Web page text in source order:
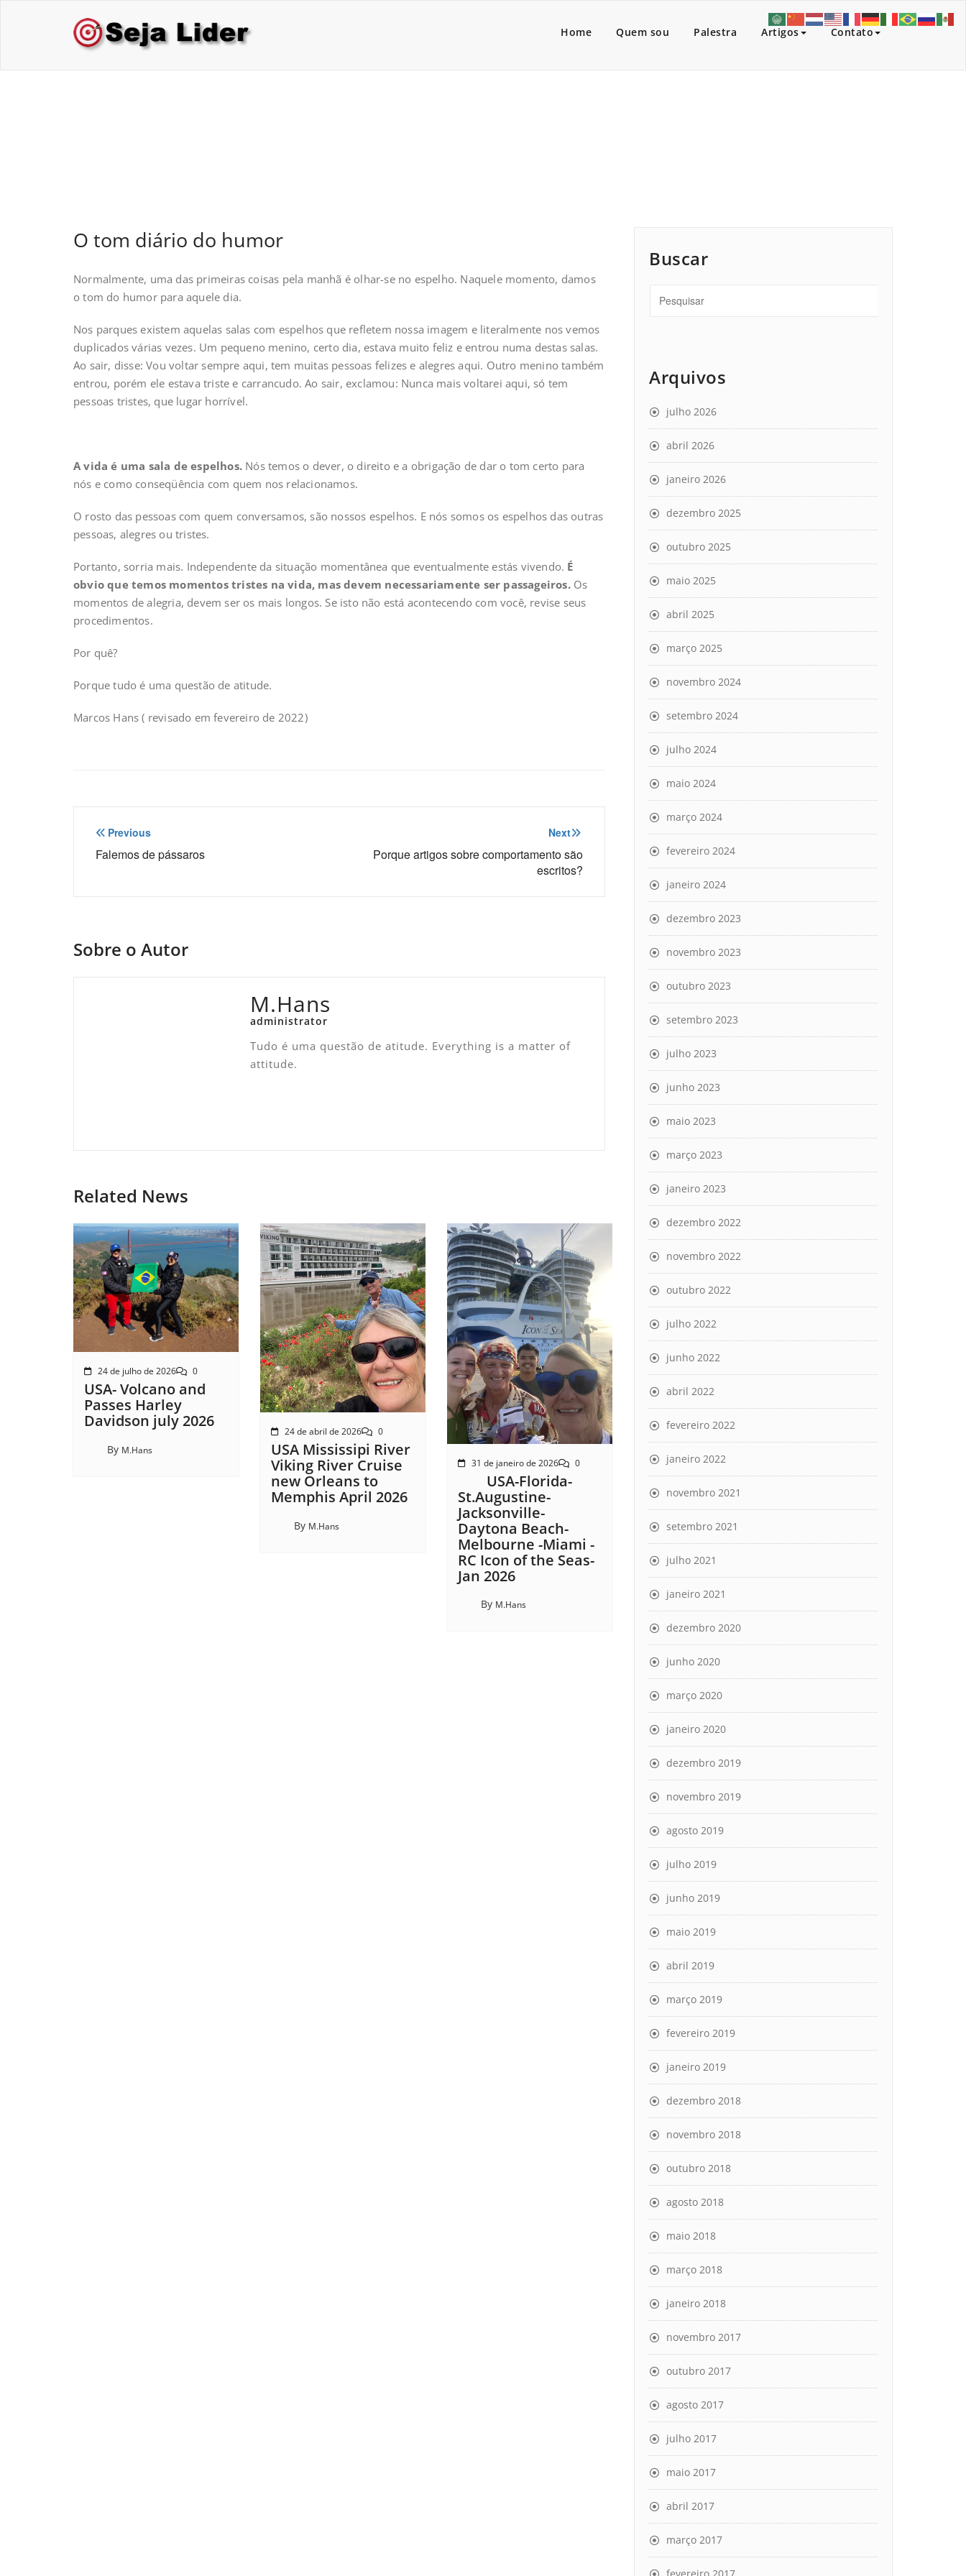
Home Quem sou Palestra Artigos Contato
O tom diário do humor
Normalmente, uma das primeiras coisas pela manhã é olhar-se no espelho. Naquele momento, damos
o tom do humor para aquele dia.
Nos parques existem aquelas salas com espelhos que refletem nossa imagem e literalmente nos vemos
duplicados várias vezes. Um pequeno menino, certo dia, estava muito feliz e entrou numa destas salas.
Ao sair, disse: Vou voltar sempre aqui, tem muitas pessoas felizes e alegres aqui. Outro menino também
entrou, porém ele estava triste e carrancudo. Ao sair, exclamou: Nunca mais voltarei aqui, só tem
pessoas tristes, que lugar horrível.
A vida é uma sala de espelhos. Nós temos o dever, o direito e a obrigação de dar o tom certo para
nós e como conseqüência com quem nos relacionamos.
O rosto das pessoas com quem conversamos, são nossos espelhos. E nós somos os espelhos das outras
pessoas, alegres ou tristes.
Portanto, sorria mais. Independente da situação momentânea que eventualmente estás vivendo. É
obvio que temos momentos tristes na vida, mas devem necessariamente ser passageiros.Os
momentos de alegria, devem ser os mais longos. Se isto não está acontecendo com você, revise seus
procedimentos.
Por quê?
Porque tudo é uma questão de atitude.
Marcos Hans ( revisado em fevereiro de 2022)
Navegação
de
Previous
Falemos de pássaros
Next
Porque artigos sobre comportamento são
escritos?
Sobre o Autor
M.Hans
administrator
Tudo é uma questão de atitude. Everything is a matter of
attitude.
Related News
24 de julho de 2026 0
USA- Volcano and
Passes Harley
Davidson july 2026
By M.Hans
24 de abril de 2026 0
USA Mississipi River
Viking River Cruise
new Orleans to
Memphis April 2026
By M.Hans
31 de janeiro de 2026 0
USA-Florida-
St.Augustine-
Jacksonville-
Daytona Beach-
Melbourne -Miami -
RC Icon of the Seas-
Jan 2026
By M.Hans
Buscar
Arquivos
julho 2026
abril 2026
janeiro 2026
dezembro 2025
outubro 2025
maio 2025
abril 2025
março 2025
novembro 2024
setembro 2024
julho 2024
maio 2024
março 2024
fevereiro 2024
janeiro 2024
dezembro 2023
novembro 2023
outubro 2023
setembro 2023
julho 2023
junho 2023
maio 2023
março 2023
janeiro 2023
dezembro 2022
novembro 2022
outubro 2022
julho 2022
junho 2022
abril 2022
fevereiro 2022
janeiro 2022
novembro 2021
setembro 2021
julho 2021
janeiro 2021
dezembro 2020
junho 2020
março 2020
janeiro 2020
dezembro 2019
novembro 2019
agosto 2019
julho 2019
junho 2019
maio 2019
abril 2019
março 2019
fevereiro 2019
janeiro 2019
dezembro 2018
novembro 2018
outubro 2018
agosto 2018
maio 2018
março 2018
janeiro 2018
novembro 2017
outubro 2017
agosto 2017
julho 2017
maio 2017
abril 2017
março 2017